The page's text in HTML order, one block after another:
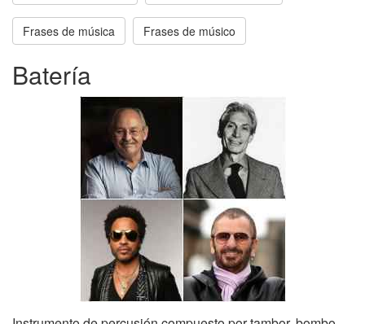
Frases de música Frases de músico
Batería